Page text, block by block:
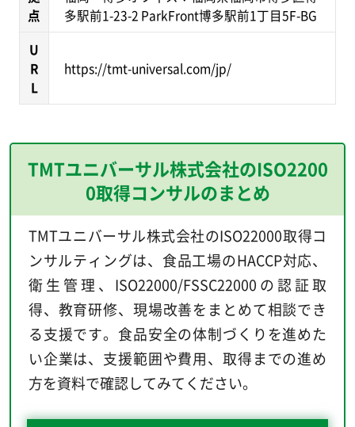
点
多駅前1-23-2 ParkFront博多駅前1丁目5F-BG
U
R
L
https://tmt-universal.com/jp/
TMTユニバーサル株式会社のISO2200
0取得コンサルのまとめ
TMTユニバーサル株式会社のISO22000取得コ
ンサルティングは、食品工場のHACCP対応、
衛生管理、ISO22000/FSSC22000の認証取
得、教育研修、現場改善をまとめて相談でき
る支援です。食品安全の体制づくりを進めた
い企業は、支援範囲や費用、取得までの進め
方を資料で確認してみてください。